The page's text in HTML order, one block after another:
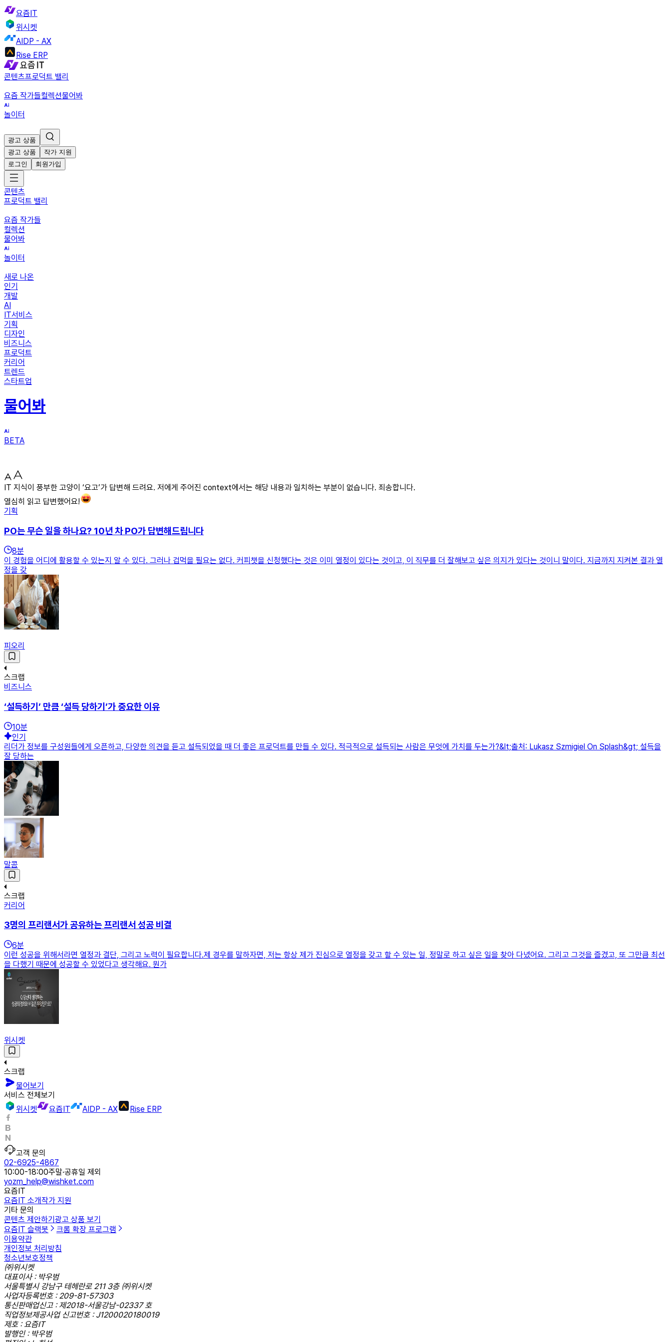
요즘IT
위시켓
AIDP - AX
Rise ERP
콘텐츠프로덕트 밸리
요즘 작가들컬렉션물어봐
놀이터
광고 상품
광고 상품
작가 지원
로그인
회원가입
콘텐츠
프로덕트 밸리
요즘 작가들
컬렉션
물어봐
놀이터
새로 나온
인기
개발
AI
IT서비스
기획
디자인
비즈니스
프로덕트
커리어
트렌드
스타트업
물어봐
BETA
IT 지식이 풍부한 고양이 ‘요고’가 답변해 드려요. 저에게 주어진 context에서는 해당 내용과 일치하는 부분이 없습니다. 죄송합니다.
열심히 읽고 답변했어요!
기획
PO는 무슨 일을 하나요? 10년 차 PO가 답변해드립니다
8분
이 경험을 어디에 활용할 수 있는지 알 수 있다. 그러나 겁먹을 필요는 없다. 커피챗을 신청했다는 것은 이미 열정이 있다는 것이고, 이 직무를 더 잘해보고 싶은 의지가 있다는 것이니 말이다. 지금까지 지켜본 결과 열
정을 갖
피오리
스크랩
비즈니스
‘설득하기’ 만큼 ‘설득 당하기’가 중요한 이유
10분
인기
리더가 정보를 구성원들에게 오픈하고, 다양한 의견을 듣고 설득되었을 때 더 좋은 프로덕트를 만들 수 있다. 적극적으로 설득되는 사람은 무엇에 가치를 두는가?&lt;출처: Lukasz Szmigiel On Splash&gt; 설득을
잘 당하는
말콤
스크랩
커리어
3명의 프리랜서가 공유하는 프리랜서 성공 비결
6분
이런 성공을 위해서라면 열정과 결단, 그리고 노력이 필요합니다.제 경우를 말하자면, 저는 항상 제가 진심으로 열정을 갖고 할 수 있는 일, 정말로 하고 싶은 일을 찾아 다녔어요. 그리고 그것을 즐겼고, 또 그만큼 최선
을 다했기 때문에 성공할 수 있었다고 생각해요. 뭔가
위시켓
스크랩
물어보기
서비스 전체보기
위시켓
요즘IT AIDP - AX Rise ERP
고객 문의
02-6925-4867
10:00-18:00주말·공휴일 제외
yozm_help@wishket.com
요즘IT
요즘IT 소개작가 지원
기타 문의
콘텐츠 제안하기 광고 상품 보기
요즘IT 슬랙봇
크롬 확장 프로그램
이용약관
개인정보 처리방침
청소년보호정책
㈜위시켓
대표이사 : 박우범
서울특별시 강남구 테헤란로 211 3층 ㈜위시켓
사업자등록번호 : 209-81-57303
통신판매업신고 : 제2018-서울강남-02337 호
직업정보제공사업 신고번호 : J1200020180019
제호 : 요즘IT
발행인 : 박우범